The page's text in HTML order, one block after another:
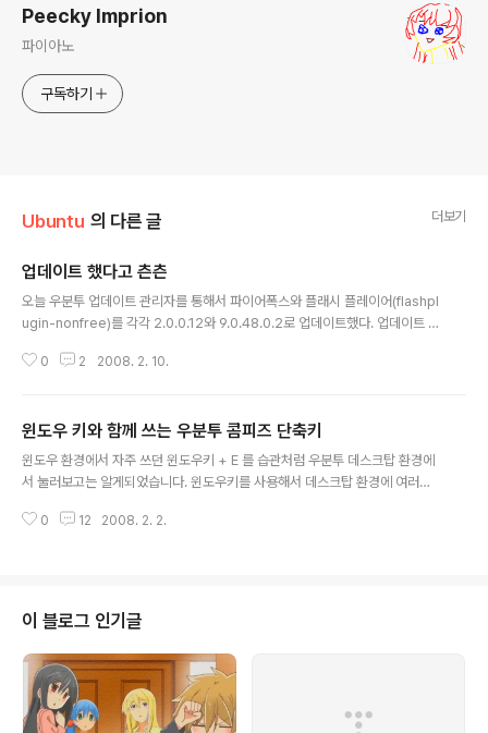
Peecky Imprion
파이아노
구독하기
Ubuntu 의 다른 글 더보기
업데이트 했다고 츤츤
오늘 우분투 업데이트 관리자를 통해서 파이어폭스와 플래시 플레이어(flashpl
ugin-nonfree)를 각각 2.0.0.12와 9.0.48.0.2로 업데이트했다. 업데이트 후
아보는 글 중에 네이버 블로그에 동영상이 많았는데, 하나도 제대로 재생해서
그냥 꺼져버린다. 오늘 하루만에 몇 번이나 꺼졌는지 모르겠다. 예전에 cairo사
건도 있고 해서, 불안정한 업데이트로 인한 피해를 줄이고자, 업데이트 주기는
최대한 긴 간격(2주)으로 해 놓고 있다. 업데이트 버전이 버그가 ..
0 2 2008. 2. 10.
윈도우 키와 함께 쓰는 우분투 콤피즈 단축키
윈도우 환경에서 자주 쓰던 윈도우키 + E 를 습관처럼 우분투 데스크탑 환경에
서 눌러보고는 알게되었습니다. 윈도우키를 사용해서 데스크탑 환경에 여러가
z가 설치되어있어야 합니다(우분투 데스크탑 7.10에는 기본적으로 설치되어 있
동하면 시점도 같이 이동합니다. 1배는 초기 상태입니다. 확대된 상태에서 초기
상태로 되돌아갈 때 사용하면 됩니다. winKey + 마우스 휠 휠을 위로..
0 12 2008. 2. 2.
이 블로그 인기글